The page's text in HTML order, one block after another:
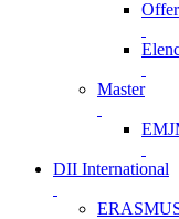
Master
DII International